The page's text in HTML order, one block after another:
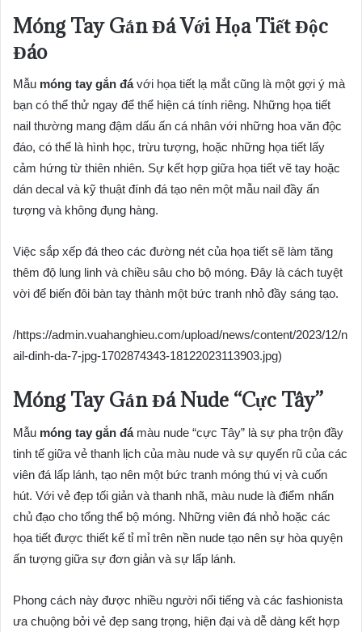
Móng Tay Gắn Đá Với Họa Tiết Độc
Đáo
Mẫu móng tay gắn đávới họa tiết lạ mắt cũng là một gợi ý mà
bạn có thể thử ngay để thể hiện cá tính riêng. Những họa tiết
nail thường mang đậm dấu ấn cá nhân với những hoa văn độc
đáo, có thể là hình học, trừu tượng, hoặc những họa tiết lấy
cảm hứng từ thiên nhiên. Sự kết hợp giữa họa tiết vẽ tay hoặc
dán decal và kỹ thuật đính đá tạo nên một mẫu nail đầy ấn
tượng và không đụng hàng.
Việc sắp xếp đá theo các đường nét của họa tiết sẽ làm tăng
thêm độ lung linh và chiều sâu cho bộ móng. Đây là cách tuyệt
vời để biến đôi bàn tay thành một bức tranh nhỏ đầy sáng tạo.
/https://admin.vuahanghieu.com/upload/news/content/2023/12/n
ail-dinh-da-7-jpg-1702874343-18122023113903.jpg)
Móng Tay Gắn Đá Nude “Cực Tây”
Mẫu móng tay gắn đámàu nude “cực Tây” là sự pha trộn đầy
tinh tế giữa vẻ thanh lịch của màu nude và sự quyến rũ của các
viên đá lấp lánh, tạo nên một bức tranh móng thú vị và cuốn
hút. Với vẻ đẹp tối giản và thanh nhã, màu nude là điểm nhấn
chủ đạo cho tổng thể bộ móng. Những viên đá nhỏ hoặc các
họa tiết được thiết kế tỉ mỉ trên nền nude tạo nên sự hòa quyện
ấn tượng giữa sự đơn giản và sự lấp lánh.
Phong cách này được nhiều người nổi tiếng và các fashionista
ưa chuộng bởi vẻ đẹp sang trọng, hiện đại và dễ dàng kết hợp